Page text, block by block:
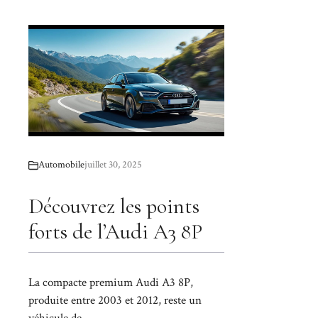
Automobilejuillet 30, 2025
Découvrez les points
forts de l’Audi A3 8P
La compacte premium Audi A3 8P,
produite entre 2003 et 2012, reste un